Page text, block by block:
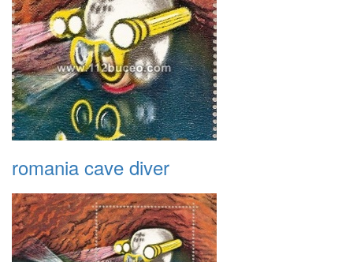
romania cave diver